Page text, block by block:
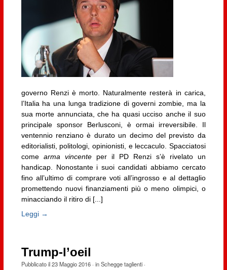
governo Renzi è morto. Naturalmente resterà in carica,
l’Italia ha una lunga tradizione di governi zombie, ma la
sua morte annunciata, che ha quasi ucciso anche il suo
principale sponsor Berlusconi, è ormai irreversibile. Il
ventennio renziano è durato un decimo del previsto da
editorialisti, politologi, opinionisti, e leccaculo. Spacciatosi
come arma vincente per il PD Renzi s’è rivelato un
handicap. Nonostante i suoi candidati abbiamo cercato
fino all’ultimo di comprare voti all’ingrosso e al dettaglio
promettendo nuovi finanziamenti più o meno olimpici, o
minacciando il ritiro di [...]
Leggi →
Trump-l’oeil
Pubblicato il23 Maggio 2016· inSchegge taglienti·